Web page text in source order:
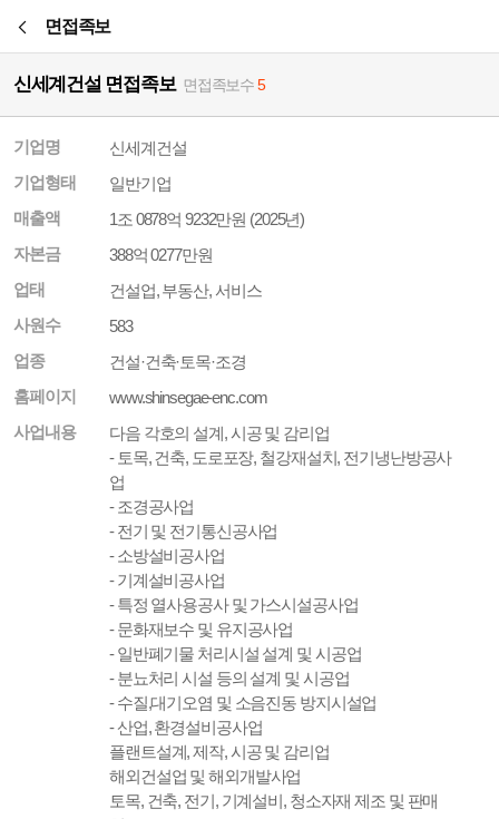
면접족보
신세계건설 면접족보 면접족보수5
기업명
신세계건설
기업형태
일반기업
매출액
1조 0878억 9232만원 (2025년)
자본금
388억 0277만원
업태
건설업, 부동산, 서비스
사원수
583
업종
건설·건축·토목·조경
홈페이지
www.shinsegae-enc.com
사업내용
다음 각호의 설계, 시공 및 감리업
- 토목, 건축, 도로포장, 철강재설치, 전기냉난방공사
업
- 조경공사업
- 전기 및 전기통신공사업
- 소방설비공사업
- 기계설비공사업
- 특정 열사용공사 및 가스시설공사업
- 문화재보수 및 유지공사업
- 일반폐기물 처리시설 설계 및 시공업
- 분뇨처리 시설 등의 설계 및 시공업
- 수질,대기오염 및 소음진동 방지시설업
- 산업, 환경설비공사업
플랜트설계, 제작, 시공 및 감리업
해외건설업 및 해외개발사업
토목, 건축, 전기, 기계설비, 청소자재 제조 및 판매